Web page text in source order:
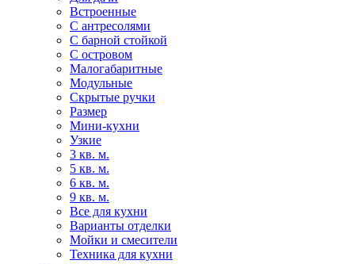
Встроенные
С антресолями
С барной стойкой
С островом
Малогабаритные
Модульные
Скрытые ручки
Размер
Мини-кухни
Узкие
3 кв. м.
5 кв. м.
6 кв. м.
9 кв. м.
Все для кухни
Варианты отделки
Мойки и смесители
Техника для кухни